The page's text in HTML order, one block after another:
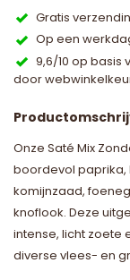
Gratis
Op een
9,6/10 op basis
door
Onze Saté Mix
boordevol paprika,
komijnzaad,
knoflook. Deze
intense, licht zoete
diverse vlees- en